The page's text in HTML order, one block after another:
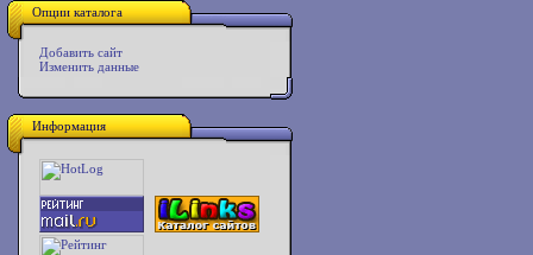
Опции каталога
Добавить сайт
Изменить данные
Информация